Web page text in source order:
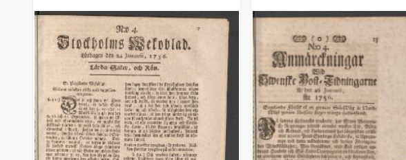
1745)
posttidningarne